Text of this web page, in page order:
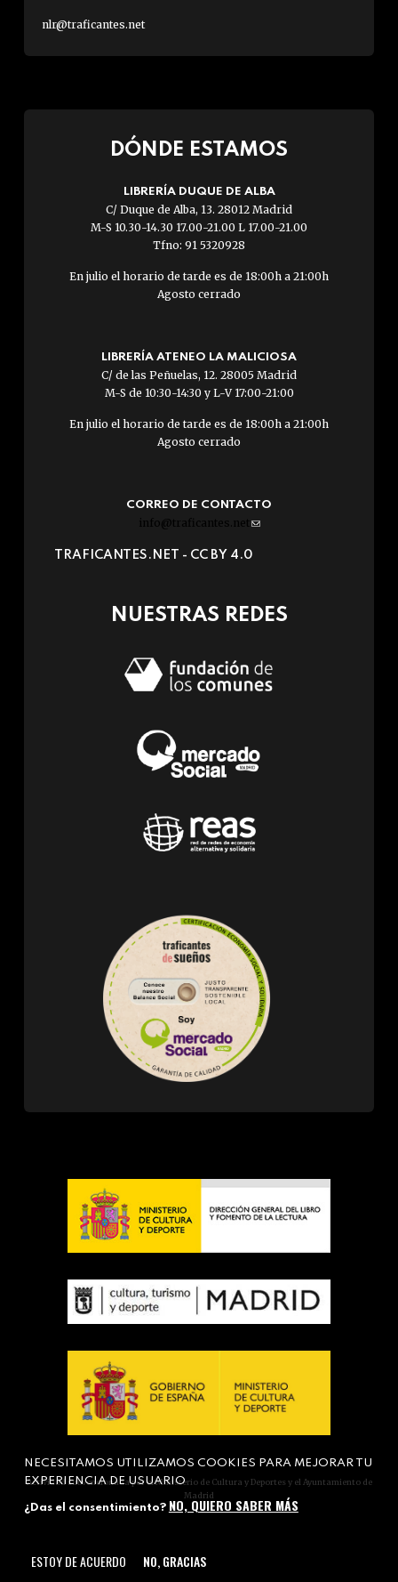
nlr@traficantes.net
DÓNDE ESTAMOS
LIBRERÍA DUQUE DE ALBA
C/ Duque de Alba, 13. 28012 Madrid
M-S 10.30-14.30 17.00-21.00 L 17.00-21.00
Tfno: 91 5320928
En julio el horario de tarde es de 18:00h a 21:00h
Agosto cerrado
LIBRERÍA ATENEO LA MALICIOSA
C/ de las Peñuelas, 12. 28005 Madrid
M-S de 10:30-14:30 y L-V 17:00-21:00
En julio el horario de tarde es de 18:00h a 21:00h
Agosto cerrado
CORREO DE CONTACTO
info@traficantes.net (link
e-
TRAFICANTES.NET - CC BY 4.0
NUESTRAS REDES
Actividad subvencionada por el Ministerio de Cultura y Deportes y el Ayuntamiento de
Madrid
NECESITAMOS UTILIZAMOS COOKIES PARA MEJORAR TU
EXPERIENCIA DE USUARIO
¿Das el consentimiento? NO, QUIERO SABER MÁS
ESTOY DE ACUERDO NO, GRACIAS